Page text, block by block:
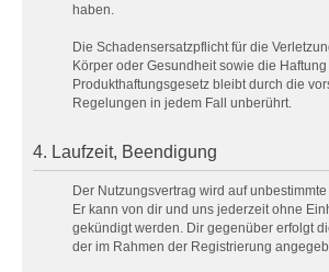
haben.
Die Schadensersatzpflicht für die
Körper oder Gesundheit sowie die
Produkthaftungsgesetz bleibt durch die
Regelungen in jedem Fall unberührt.
4. Laufzeit, Beendigung
Der Nutzungsvertrag wird auf
Er kann von dir und uns jederzeit ohne
gekündigt werden. Dir gegenüber erfolgt
der im Rahmen der Registrierung